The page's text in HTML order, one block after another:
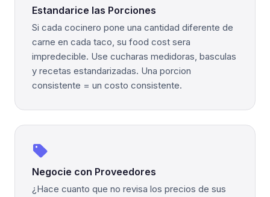
Estandarice las Porciones
Si cada cocinero pone una cantidad diferente de
carne en cada taco, su food cost sera
impredecible. Use cucharas medidoras, basculas
y recetas estandarizadas. Una porcion
consistente = un costo consistente.
local_offer
Negocie con Proveedores
¿Hace cuanto que no revisa los precios de sus